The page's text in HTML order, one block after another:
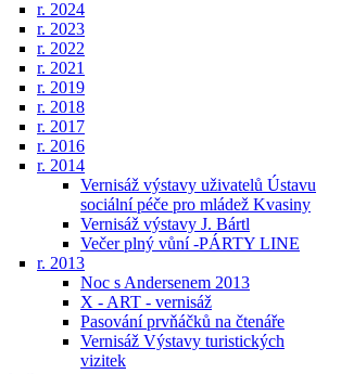
r. 2024
r. 2023
r. 2022
r. 2021
r. 2019
r. 2018
r. 2017
r. 2016
r. 2014
Vernisáž výstavy uživatelů Ústavu
sociální péče pro mládež Kvasiny
Vernisáž výstavy J. Bártl
Večer plný vůní -PÁRTY LINE
r. 2013
Noc s Andersenem 2013
X - ART - vernisáž
Pasování prvňáčků na čtenáře
Vernisáž Výstavy turistických
vizitek